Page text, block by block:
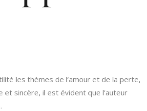
les thèmes de l’amour et de la perte,
sincère, il est évident que l’auteur